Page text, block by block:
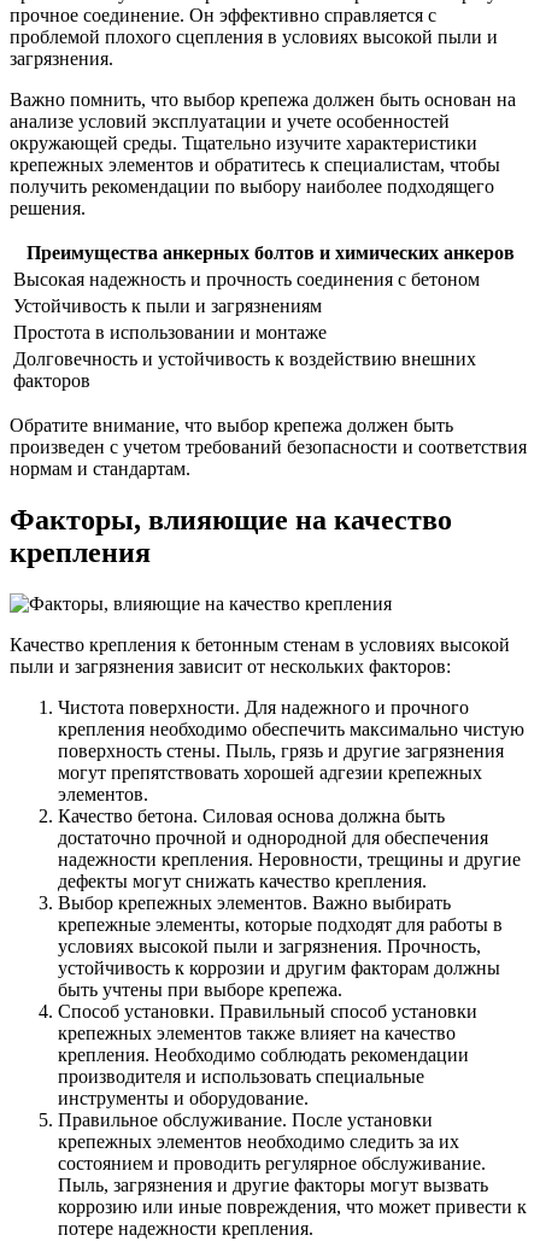
прочное соединение. Он эффективно справляется с
проблемой плохого сцепления в условиях высокой пыли и
загрязнения.
Важно помнить, что выбор крепежа должен быть основан на
анализе условий эксплуатации и учете особенностей
окружающей среды. Тщательно изучите характеристики
крепежных элементов и обратитесь к специалистам, чтобы
получить рекомендации по выбору наиболее подходящего
решения.
Преимущества анкерных болтов и химических анкеров
Высокая надежность и прочность соединения с бетоном
Устойчивость к пыли и загрязнениям
Простота в использовании и монтаже
Долговечность и устойчивость к воздействию внешних
факторов
Обратите внимание, что выбор крепежа должен быть
произведен с учетом требований безопасности и соответствия
нормам и стандартам.
Факторы, влияющие на качество
крепления
Качество крепления к бетонным стенам в условиях высокой
пыли и загрязнения зависит от нескольких факторов:
Чистота поверхности. Для надежного и прочного
крепления необходимо обеспечить максимально чистую
поверхность стены. Пыль, грязь и другие загрязнения
могут препятствовать хорошей адгезии крепежных
элементов.
Качество бетона. Силовая основа должна быть
достаточно прочной и однородной для обеспечения
надежности крепления. Неровности, трещины и другие
дефекты могут снижать качество крепления.
Выбор крепежных элементов. Важно выбирать
крепежные элементы, которые подходят для работы в
условиях высокой пыли и загрязнения. Прочность,
устойчивость к коррозии и другим факторам должны
быть учтены при выборе крепежа.
Способ установки. Правильный способ установки
крепежных элементов также влияет на качество
крепления. Необходимо соблюдать рекомендации
производителя и использовать специальные
инструменты и оборудование.
Правильное обслуживание. После установки
крепежных элементов необходимо следить за их
состоянием и проводить регулярное обслуживание.
Пыль, загрязнения и другие факторы могут вызвать
коррозию или иные повреждения, что может привести к
потере надежности крепления.